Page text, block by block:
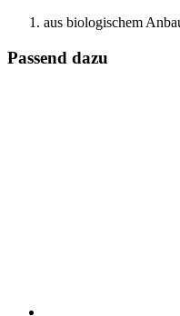
aus biologischem
Passend dazu